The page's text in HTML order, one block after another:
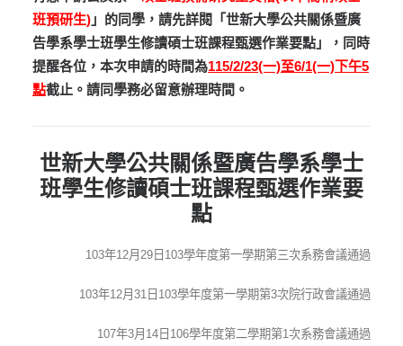
班預研生) 」的同學，請先詳閱「世新大學公共關係暨廣
告學系學士班學生修讀碩士班課程甄選作業要點」，同時
提醒各位，本次申請的時間為115/2/23(一)至6/1(一)下午5
點截止。請同學務必留意辦理時間。
世新大學公共關係暨廣告學系學士
班學生修讀碩士班課程甄選作業要
點
103年12月29日103學年度第一學期第三次系務會議通過
103年12月31日103學年度第一學期第3次院行政會議通過
107年3月14日106學年度第二學期第1次系務會議通過